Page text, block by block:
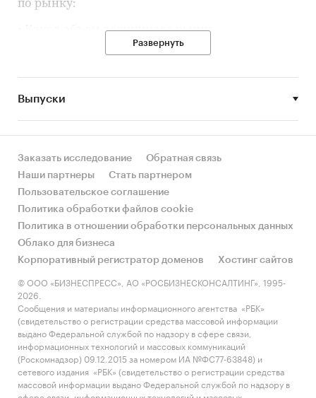
по рынку:
• Каков объем розничного рынка
лекарственных средств в Иркутской области,
регионами России?
• Рынок растет или снижается? Если растет, то
за счет реального спроса или за счет
динамикой других регионов?
• Какое место регион занимает в России и в
своем федеральном округе по объему продаж
и по продажам на душу населения?
• К какому сегменту можно отнести рынок по
размеру и темпом роста (малый/крупный, с
опережающей динамикой/с отстающей
динамикой) в стратегической перспективе и в
текущей ситуации? Меняются ли позиции
региона с течением времени?
• Насколько рынок насыщен и какой у региона
потенциал роста, если сравнить его с
регионами со схожими доходами, со схожей
Развернуть
Выпуски
Заказать исследование
Обратная связь
Наши партнеры
Стать партнером
Пользовательское соглашение
Политика обработки файлов cookie
Политика в отношении обработки персональных данных
Облако для бизнеса
Корпоративный регистратор доменов
Хостинг сайтов
© ООО «БИЗНЕСПРЕСС», АО «РОСБИЗНЕСКОНСАЛТИНГ», 1995-
2026.
Сообщения и материалы информационного агентства «РБК»
(свидетельство о регистрации средства массовой информации
выдано Федеральной службой по надзору в сфере связи,
информационных технологий и массовых коммуникаций
(Роскомнадзор) 09.12.2015 за номером ИА №ФС77-63848) и
сетевого издания «РБК» (свидетельство о регистрации средства
массовой информации выдано Федеральной службой по надзору в